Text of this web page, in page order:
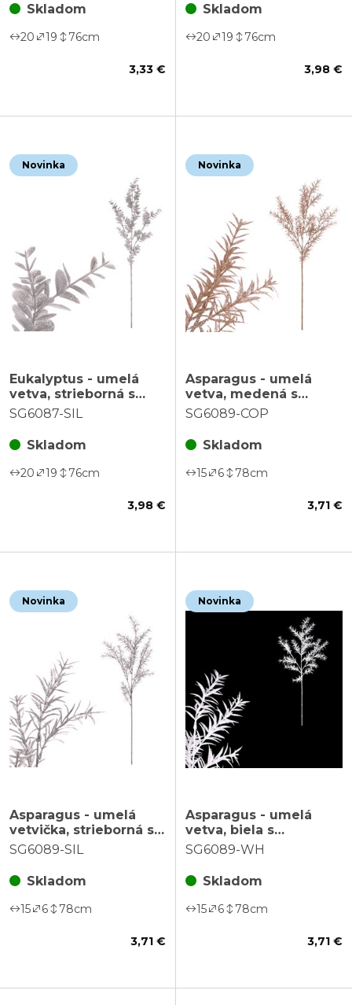
Skladom
20 19 76cm
3,33 €
Skladom
20 19 76cm
3,98 €
Novinka
Eukalyptus - umelá
vetva, strieborná s
trblietkami
SG6087-SIL
Skladom
20 19 76cm
3,98 €
Novinka
Asparagus - umelá
vetva, medená s
trblietkami
SG6089-COP
Skladom
15 6 78cm
3,71 €
Novinka
Asparagus - umelá
vetvička, strieborná s
trblietkami
SG6089-SIL
Skladom
15 6 78cm
3,71 €
Novinka
Asparagus - umelá
vetva, biela s
trblietkami
SG6089-WH
Skladom
15 6 78cm
3,71 €